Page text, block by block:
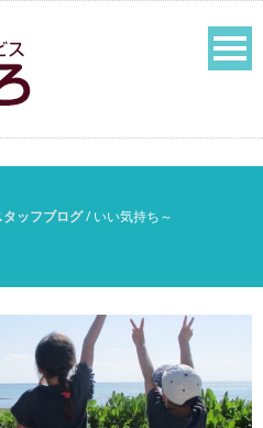
タッフブログ/ いい気持ち～